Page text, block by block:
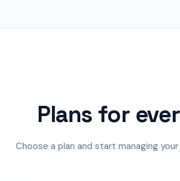
Plans for
Choose a plan and start managing